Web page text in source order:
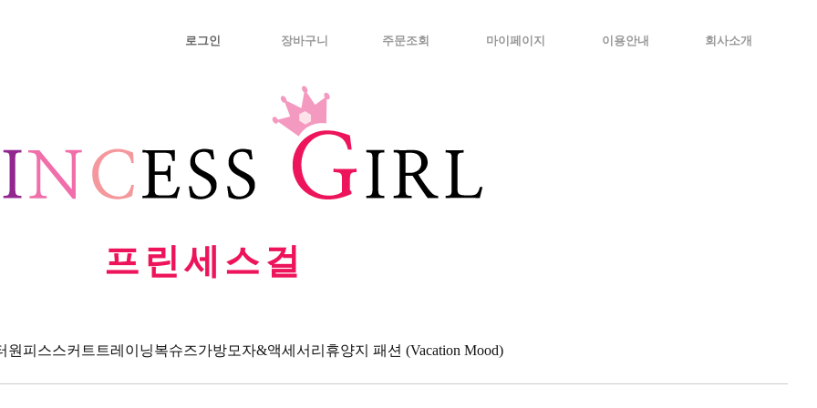
로그인 장바구니 주문조회 마이페이지 이용안내 회사소개
프린세스걸
원피스스커트 트레이닝복슈즈가방모자&액세서리 휴양지 패션 (Vacation Mood)